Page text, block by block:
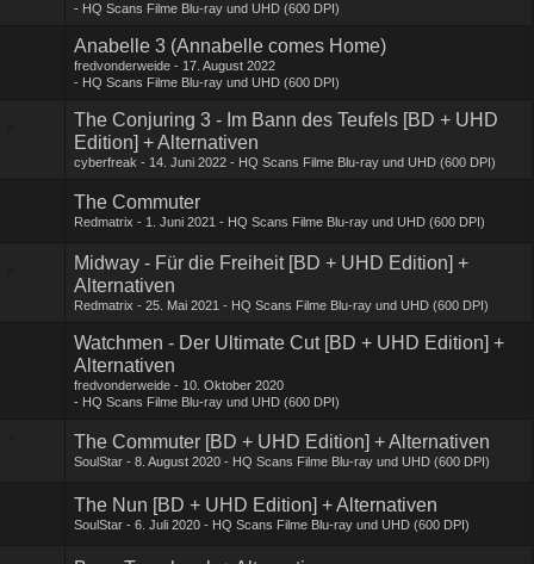
HQ Scans Filme Blu-ray und UHD (600 DPI)
Anabelle 3 (Annabelle comes Home)
fredvonderweide
17. August 2022
HQ Scans Filme Blu-ray und UHD (600 DPI)
The Conjuring 3 - Im Bann des Teufels [BD + UHD
Edition] + Alternativen
cyberfreak 14. Juni 2022 HQ Scans Filme Blu-ray und UHD (600 DPI)
The Commuter
Redmatrix 1. Juni 2021 HQ Scans Filme Blu-ray und UHD (600 DPI)
Midway - Für die Freiheit [BD + UHD Edition] +
Alternativen
Redmatrix 25. Mai 2021 HQ Scans Filme Blu-ray und UHD (600 DPI)
Watchmen - Der Ultimate Cut [BD + UHD Edition] +
Alternativen
fredvonderweide
10. Oktober 2020
HQ Scans Filme Blu-ray und UHD (600 DPI)
The Commuter [BD + UHD Edition] + Alternativen
SoulStar 8. August 2020 HQ Scans Filme Blu-ray und UHD (600 DPI)
The Nun [BD + UHD Edition] + Alternativen
SoulStar 6. Juli 2020 HQ Scans Filme Blu-ray und UHD (600 DPI)